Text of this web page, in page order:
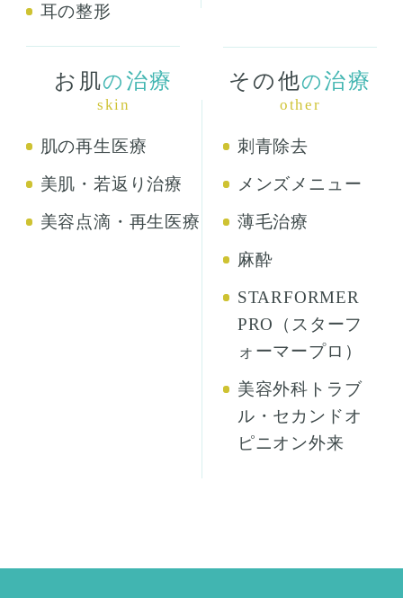
耳の整形
お肌の 治療
skin
肌の再生医療
美肌・若返り治療
美容点滴・再生医療
その他の治療
other
刺青除去
メンズメニュー
薄毛治療
麻酔
STARFORMER
PRO（スターフ
ォーマープロ）
美容外科トラブ
ル・セカンドオ
ピニオン外来